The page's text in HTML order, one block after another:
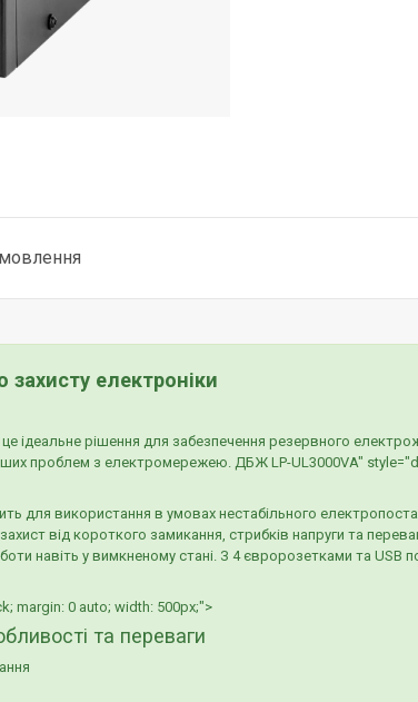
електроніки
ідеальне рішення для забезпечення резервного
проблем з електромережею. ДБЖ LP-UL3000VA"
для використання в умовах нестабільного
від короткого замикання, стрибків напруги та
навіть у вимкненому стані. З 4 євророзетками та USB
margin: 0 auto; width: 500px;">
та переваги